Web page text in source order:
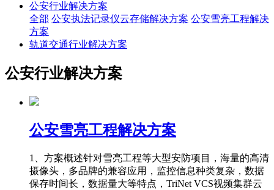
公安行业解决方案
全部 公安执法记录仪云存储解决方案 公安雪亮工程解决
方案
轨道交通行业解决方案
公安行业解决方案
公安雪亮工程解决方案
1、方案概述针对雪亮工程等大型安防项目，海量的高清
摄像头，多品牌的兼容应用，监控信息种类复杂，数据
保存时间长，数据量大等特点，TriNet VCS视频集群云